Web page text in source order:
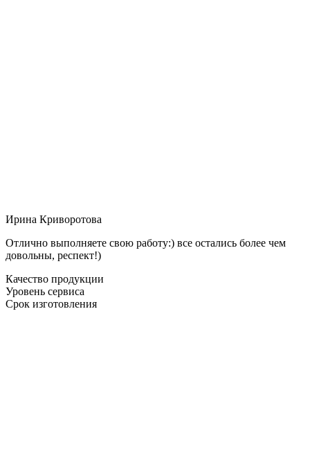
Ирина Криворотова
Отлично выполняете свою работу:) все остались более чем
довольны, респект!)
Качество продукции
Уровень сервиса
Срок изготовления